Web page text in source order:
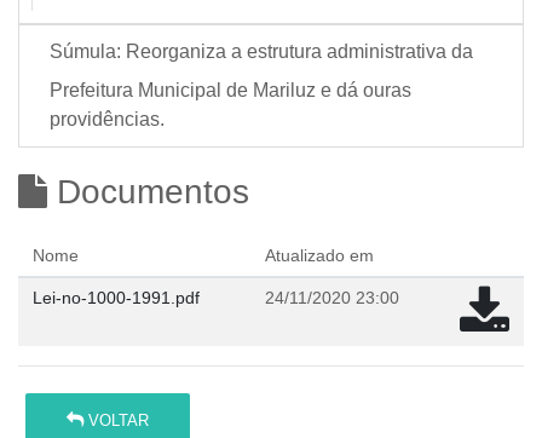
Súmula: Reorganiza a estrutura administrativa da
Prefeitura Municipal de Mariluz e dá ouras
providências.
Documentos
Nome Atualizado em
Lei-no-1000-1991.pdf 24/11/2020 23:00
VOLTAR